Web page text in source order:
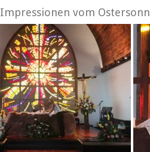
Impressionen vom